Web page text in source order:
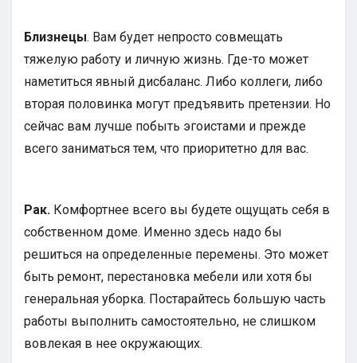
Близнецы. Вам будет непросто совмещать
тяжелую работу и личную жизнь. Где-то может
наметиться явный дисбаланс. Либо коллеги, либо
вторая половинка могут предъявить претензии. Но
сейчас вам лучше побыть эгоистами и прежде
всего заниматься тем, что приоритетно для вас.
Рак. Комфортнее всего вы будете ощущать себя в
собственном доме. Именно здесь надо бы
решиться на определенные перемены. Это может
быть ремонт, перестановка мебели или хотя бы
генеральная уборка. Постарайтесь большую часть
работы выполнить самостоятельно, не слишком
вовлекая в нее окружающих.